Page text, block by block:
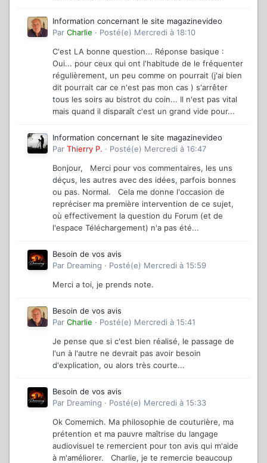
Information concernant le site magazinevideo
Par Charlie · Posté(e) Mercredi à 18:10
C'est LA bonne question... Réponse basique :
Oui... pour ceux qui ont l'habitude de le fréquenter
régulièrement, un peu comme on pourrait (j'ai bien
dit pourrait car ce n'est pas mon cas ) s'arrêter
tous les soirs au bistrot du coin... Il n'est pas vital
mais quand il disparaît c'est un grand vide pour...
Information concernant le site magazinevideo
Par Thierry P. · Posté(e) Mercredi à 16:47
Bonjour, Merci pour vos commentaires, les uns
déçus, les autres avec des idées, parfois bonnes
ou pas. Normal. Cela me donne l'occasion de
repréciser ma première intervention de ce sujet,
où effectivement la question du Forum (et de
l'espace Téléchargement) n'a pas été...
Besoin de vos avis
Par Dreaming · Posté(e) Mercredi à 15:59
Merci a toi, je prends note.
Besoin de vos avis
Par Charlie · Posté(e) Mercredi à 15:41
Je pense que si c'est bien réalisé, le passage de
l'un à l'autre ne devrait pas avoir besoin
d'explication, ou alors très courte...
Besoin de vos avis
Par Dreaming · Posté(e) Mercredi à 15:33
Ok Comemich. Ma philosophie de couturière, ma
prétention et ma pauvre maîtrise du langage
audiovisuel te remercient pour ton avis qui m'aide
à m'améliorer. Charlie, je te remercie beaucoup